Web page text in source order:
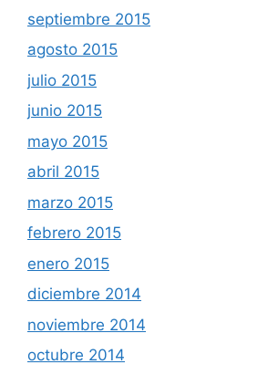
septiembre 2015
agosto 2015
julio 2015
junio 2015
mayo 2015
abril 2015
marzo 2015
febrero 2015
enero 2015
diciembre 2014
noviembre 2014
octubre 2014